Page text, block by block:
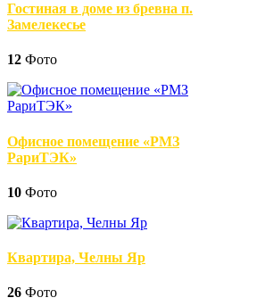
Гостиная в доме из бревна п.
Замелекесье
12 Фото
Офисное помещение «РМЗ
РариТЭК»
10 Фото
Квартира, Челны Яр
26 Фото